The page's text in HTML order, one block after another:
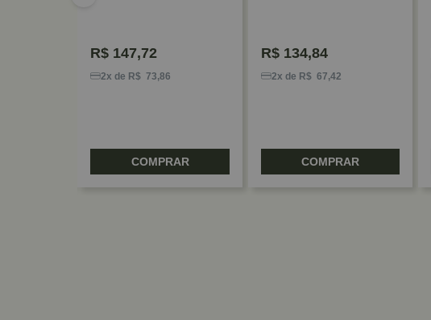
R$ 147,72
2x de R$ 73,86
COMPRAR
R$134,84
2x de R$ 67,42
COMPRAR